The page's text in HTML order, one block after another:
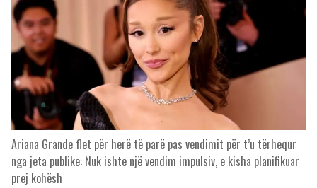
Ariana Grande flet për herë të parë pas vendimit për t’u tërhequr
nga jeta publike: Nuk ishte një vendim impulsiv, e kisha planifikuar
prej kohësh